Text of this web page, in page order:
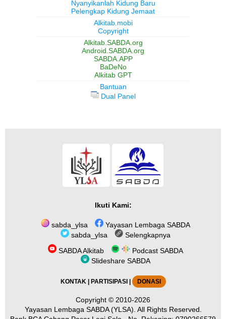
Nyanyikanlah Kidung Baru
Pelengkap Kidung Jemaat
Alkitab.mobi
Copyright
Alkitab.SABDA.org
Android.SABDA.org
SABDA.APP
BaDeNo
Alkitab GPT
Bantuan
Dual Panel
Ikuti Kami:
sabda_ylsa
Yayasan Lembaga SABDA
sabda_ylsa
Selengkapnya
SABDA Alkitab
Podcast SABDA
Slideshare SABDA
KONTAK | PARTISIPASI| DONASI
Copyright © 2010-2026
Yayasan Lembaga SABDA (YLSA). All Rights Reserved.